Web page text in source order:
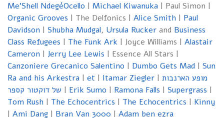
Me’Shell NdegéOcello | Michael Kiwanuka | Paul Simon |
Organic Grooves | The Delfonics | Alice Smith | Paul
Davidson | Shubha Mudgal, Ursula Rucker and Business
Class Refugees | The Funk Ark | Joyce Williams | Alastair
Cameron | Jerry Lee Lewis | Essence All Stars |
Canzoniere Grecanico Salentino | Dumbo Gets Mad | Sun
Ra and his Arkestra | et | Itamar Ziegler | מופע הארנבות
של דוקטור קספר | Erik Sumo | Ramona Falls | Supergrass |
Tom Rush | The Echocentrics | The Echocentrics | Kinny
| Ami Dang | Bran Van 3000 | Adam ben ezra